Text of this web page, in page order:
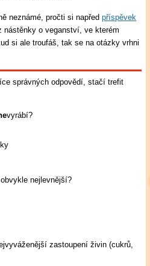
neznámé, pročti si napředpříspěvek
nástěnky o veganství, ve kterém
si ale troufáš, tak se na otázky vrhni
správných odpovědí, stačí trefit
vyrábí?
nejlevnější?
zastoupení živin (cukrů,